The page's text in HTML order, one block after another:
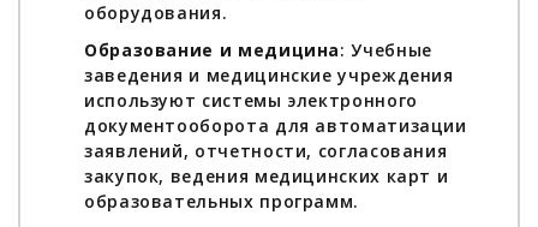
оборудования.
Образование и медицина: Учебные
заведения и медицинские учреждения
используют системы электронного
документооборота для автоматизации
заявлений, отчетности, согласования
закупок, ведения медицинских карт и
образовательных программ.